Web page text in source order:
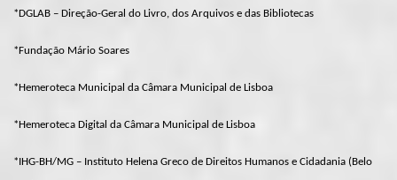
*DGLAB – Direção-Geral do Livro, dos Arquivos e das Bibliotecas
*Fundação Mário Soares
*Hemeroteca Municipal da Câmara Municipal de Lisboa
*Hemeroteca Digital da Câmara Municipal de Lisboa
*IHG-BH/MG – Instituto Helena Greco de Direitos Humanos e Cidadania (Belo